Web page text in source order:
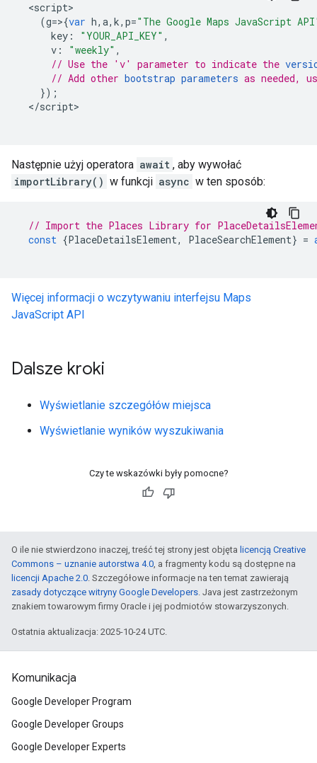
<script
(g=>{var h, a, k, p="The Google Maps JavaScript
key : "YOUR_API_KEY" ,
v : "weekly" ,
// Use the 'v' parameter to indicate the
// Add other bootstrap parameters as needed,
});
</script
Następnie użyj operatora await , aby wywołać
importLibrary() w funkcji async w ten sposób:
// Import the Places Library for
const {PlaceDetailsElement, PlaceSearchElement} =
Więcej informacji o wczytywaniu interfejsu Maps
JavaScript API
Dalsze kroki
Wyświetlanie szczegółów miejsca
Wyświetlanie wyników wyszukiwania
Czy te wskazówki były pomocne?
O ile nie stwierdzono inaczej, treść tej strony jest objęta licencją Creative
Commons – uznanie autorstwa 4.0, a fragmenty kodu są dostępne na
licencji Apache 2.0. Szczegółowe informacje na ten temat zawierają
zasady dotyczące witryny Google Developers. Java jest zastrzeżonym
znakiem towarowym firmy Oracle i jej podmiotów stowarzyszonych.
Ostatnia aktualizacja: 2025-10-24 UTC.
Komunikacja
Google Developer Program
Google Developer Groups
Google Developer Experts